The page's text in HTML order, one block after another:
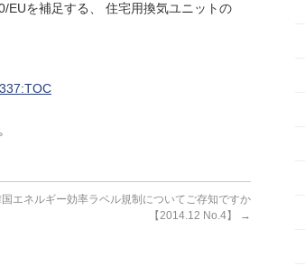
EUを補足する、 住宅用換気ユニットの
エネルギー効率ラベル規制についてご存知ですか
【2014.12 No.4】
→